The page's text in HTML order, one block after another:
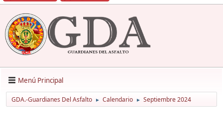
Menú Principal
GDA.-Guardianes Del Asfalto ► Calendario ► Septiembre 2024